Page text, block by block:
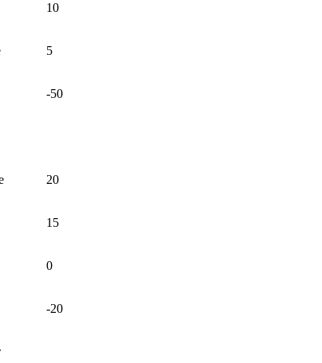
10
5
-50
20
15
0
-20